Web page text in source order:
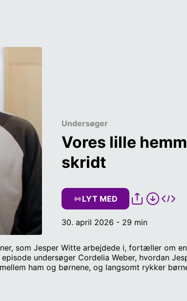
Undersøger
Vores lille
skridt
LYT MED
30. april 2026 - 29 min
som Jesper Witte arbejdede i, fortæller om
undersøger Cordelia Weber, hvordan
ham og børnene, og langsomt rykker